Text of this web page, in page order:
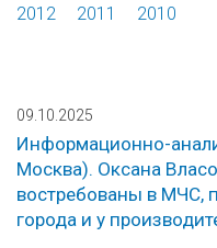
2012
2011 2010
09.10.2025
Информационно-
Москва). Оксана
востребованы в МЧС,
города и у